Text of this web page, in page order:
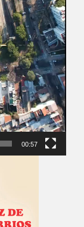
00:57